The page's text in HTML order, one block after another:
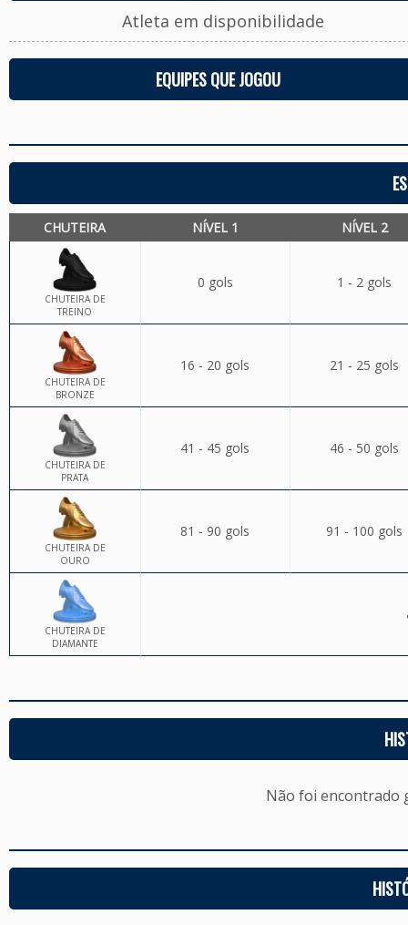
Atleta em disponibilidade
EQUIPES QUE JOGOU
CHUTEIRA NÍVEL 1 NÍVEL 2
CHUTEIRA DE
TREINO
0 gols 1 - 2 gols
CHUTEIRA DE
BRONZE
16 - 20 gols 21 - 25 gols
CHUTEIRA DE
PRATA
41 - 45 gols 46 - 50 gols
CHUTEIRA DE
OURO
81 - 90 gols 91 - 100 gols
CHUTEIRA DE
DIAMANTE
Não foi encontrado